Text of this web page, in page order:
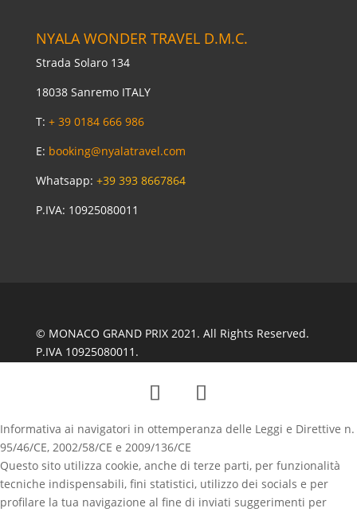
NYALA WONDER TRAVEL D.M.C.
Strada Solaro 134
18038 Sanremo ITALY
T: + 39 0184 666 986
E: booking@nyalatravel.com
Whatsapp: +39 393 8667864
P.IVA: 10925080011
© MONACO GRAND PRIX 2021. All Rights Reserved.
P.IVA 10925080011.
Informativa ai navigatori in ottemperanza delle Leggi e Direttive n.
95/46/CE, 2002/58/CE e 2009/136/CE
Questo sito utilizza cookie, anche di terze parti, per funzionalità
tecniche indispensabili, fini statistici, utilizzo dei socials e per
profilare la tua navigazione al fine di inviati suggerimenti per